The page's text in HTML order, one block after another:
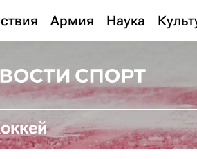
Армия Наука